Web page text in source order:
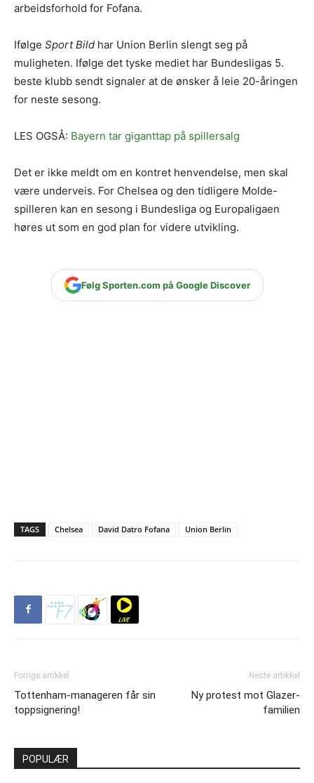
arbeidsforhold for Fofana.
Ifølge Sport Bild har Union Berlin slengt seg på
muligheten. Ifølge det tyske mediet har Bundesligas 5.
beste klubb sendt signaler at de ønsker å leie 20-åringen
for neste sesong.
LES OGSÅ: Bayern tar giganttap på spillersalg
Det er ikke meldt om en kontret henvendelse, men skal
være underveis. For Chelsea og den tidligere Molde-
spilleren kan en sesong i Bundesliga og Europaligaen
høres ut som en god plan for videre utvikling.
Følg Sporten.com på Google Discover
TAGS Chelsea David Datro Fofana Union Berlin
Forrige artikkel
Tottenham-manageren får sin
toppsignering!
Neste artikkel
Ny protest mot Glazer-
familien
POPULÆR